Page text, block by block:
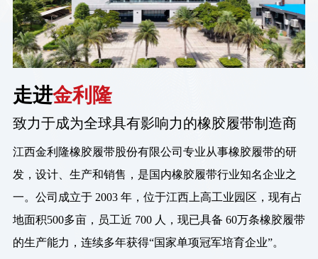
走进金利隆
致力于成为全球具有影响力的橡胶履带制造商
江西金利隆橡胶履带股份有限公司专业从事橡胶履带的研
发，设计、生产和销售，是国内橡胶履带行业知名企业之
一。公司成立于 2003 年，位于江西上高工业园区，现有占
地面积500多亩，员工近 700 人，现已具备 60万条橡胶履带
的生产能力，连续多年获得“国家单项冠军培育企业”。